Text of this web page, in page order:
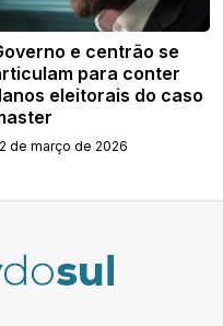
e centrão se
para conter
eleitorais do caso
de março de 2026